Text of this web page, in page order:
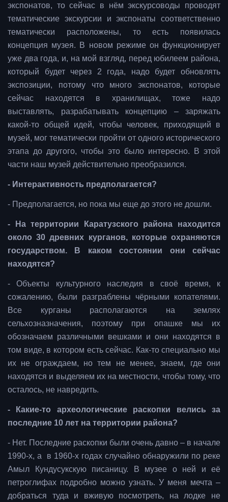
экспонатов, то сейчас в нём экскурсоводы проводят
тематические экскурсии и экспонаты соответственно
тематически расположены, то есть появилась
концепция музея. В новом режиме он функционирует
уже два года, и, на мой взгляд, перед юбилеем района,
который будет через 2 года, надо будет обновлять
экспозиции, потому что много экспонатов, которые
сейчас находятся в хранилищах, тоже надо
выставлять, разрабатывать концепцию – заряжать
какой-то общей идей, чтобы человек, приходящий в
музей, мог тематически пройти от одного исторического
этапа до другого, чтобы это было интересно. В этой
части наш музей действительно преобразился.
- Интерактивность предполагается?
- Предполагается, но пока мы еще до этого не дошли.
- На территории Каратузского района находится
около 30 древних курганов, которые охраняются
государством. В каком состоянии они сейчас
находятся?
- Объекты культурного наследия в своё время, к
сожалению, были разграблены чёрными копателями.
Все курганы располагаются на землях
сельхозназначения, поэтому при опашке мы их
обозначаем различными вешками и они находятся в
том виде, в котором есть сейчас. Как-то специально мы
их не ограждаем, но тем не менее, знаем, где они
находятся и выделяем их на местности, чтобы тому, что
осталось, не навредить.
- Какие-то археологические раскопки велись за
последние 10 лет на территории района?
- Нет. Последние раскопки были очень давно – в начале
1990-х, а в 1960-х годах случайно обнаружили по реке
Амыл Кундусукскую писаницу. В музее о ней и её
петроглифах подробно можно узнать. У меня мечта –
добраться туда и вживую посмотреть, на лодке не